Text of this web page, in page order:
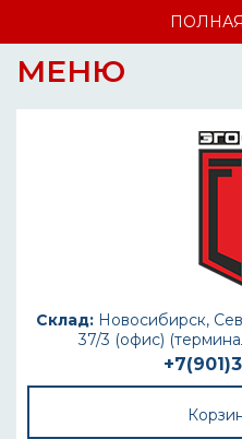
МЕНЮ
Склад: Новосибирск,
37/3 (офис)